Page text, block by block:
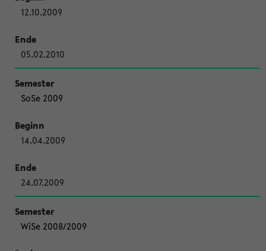
12.10.2009
05.02.2010
SoSe 2009
14.04.2009
24.07.2009
WiSe 2008/2009